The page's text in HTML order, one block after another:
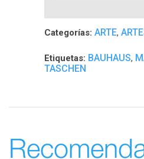
Categorías: ARTE,
Etiquetas: BAUHAUS,
TASCHEN